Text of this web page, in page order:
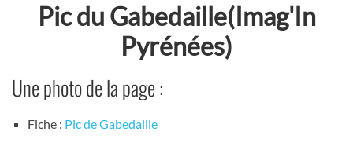
Pic du Gabedaille(Imag'In
Pyrénées)
Une photo de la page :
Fiche : Pic de Gabedaille